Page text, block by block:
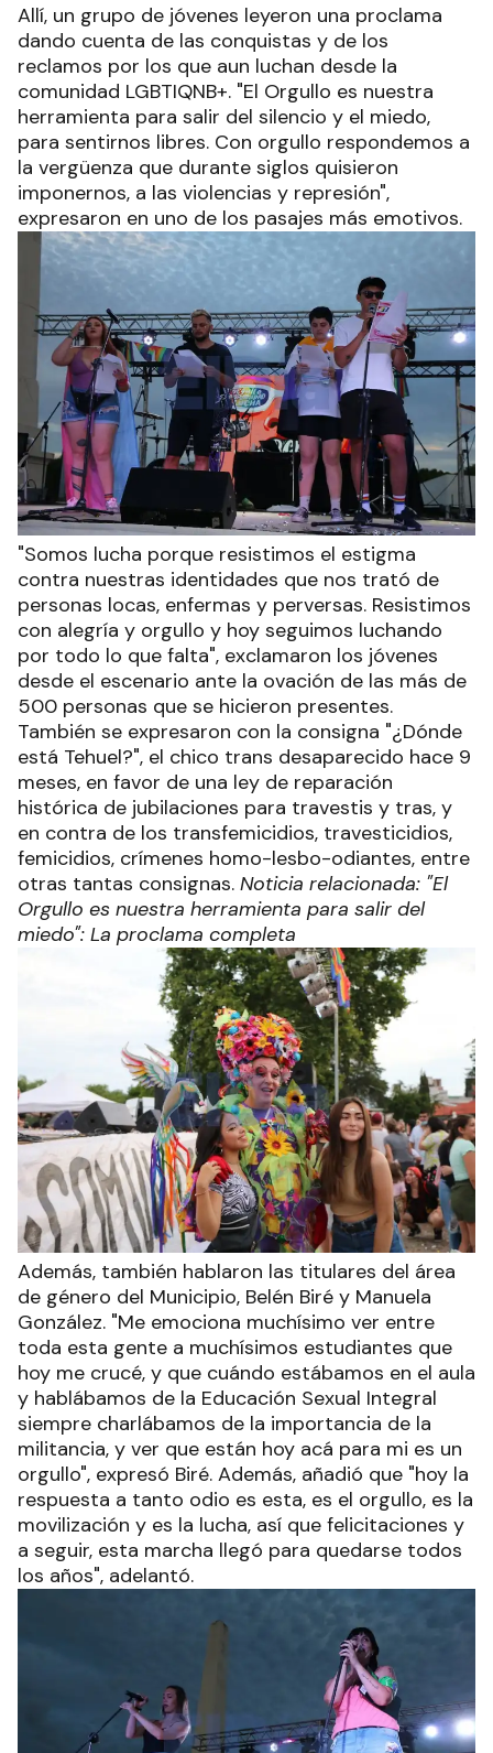
Allí, un grupo de jóvenes leyeron una proclama
dando cuenta de las conquistas y de los
reclamos por los que aun luchan desde la
comunidad LGBTIQNB+. "El Orgullo es nuestra
herramienta para salir del silencio y el miedo,
para sentirnos libres. Con orgullo respondemos a
la vergüenza que durante siglos quisieron
imponernos, a las violencias y represión",
expresaron en uno de los pasajes más emotivos.
"Somos lucha porque resistimos el estigma
contra nuestras identidades que nos trató de
personas locas, enfermas y perversas. Resistimos
con alegría y orgullo y hoy seguimos luchando
por todo lo que falta", exclamaron los jóvenes
desde el escenario ante la ovación de las más de
500 personas que se hicieron presentes.
También se expresaron con la consigna "¿Dónde
está Tehuel?", el chico trans desaparecido hace 9
meses, en favor de una ley de reparación
histórica de jubilaciones para travestis y tras, y
en contra de los transfemicidios, travesticidios,
femicidios, crímenes homo-lesbo-odiantes, entre
otras tantas consignas. Noticia relacionada: "El
Orgullo es nuestra herramienta para salir del
miedo": La proclama completa
Además, también hablaron las titulares del área
de género del Municipio, Belén Biré y Manuela
González. "Me emociona muchísimo ver entre
toda esta gente a muchísimos estudiantes que
hoy me crucé, y que cuándo estábamos en el aula
y hablábamos de la Educación Sexual Integral
siempre charlábamos de la importancia de la
militancia, y ver que están hoy acá para mi es un
orgullo", expresó Biré. Además, añadió que "hoy la
respuesta a tanto odio es esta, es el orgullo, es la
movilización y es la lucha, así que felicitaciones y
a seguir, esta marcha llegó para quedarse todos
los años", adelantó.